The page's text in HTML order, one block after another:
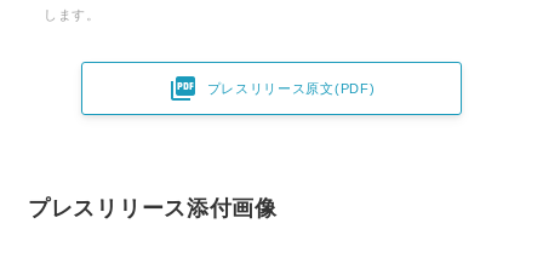
します。
 プレスリリース原文(PDF)
プレスリリース添付画像